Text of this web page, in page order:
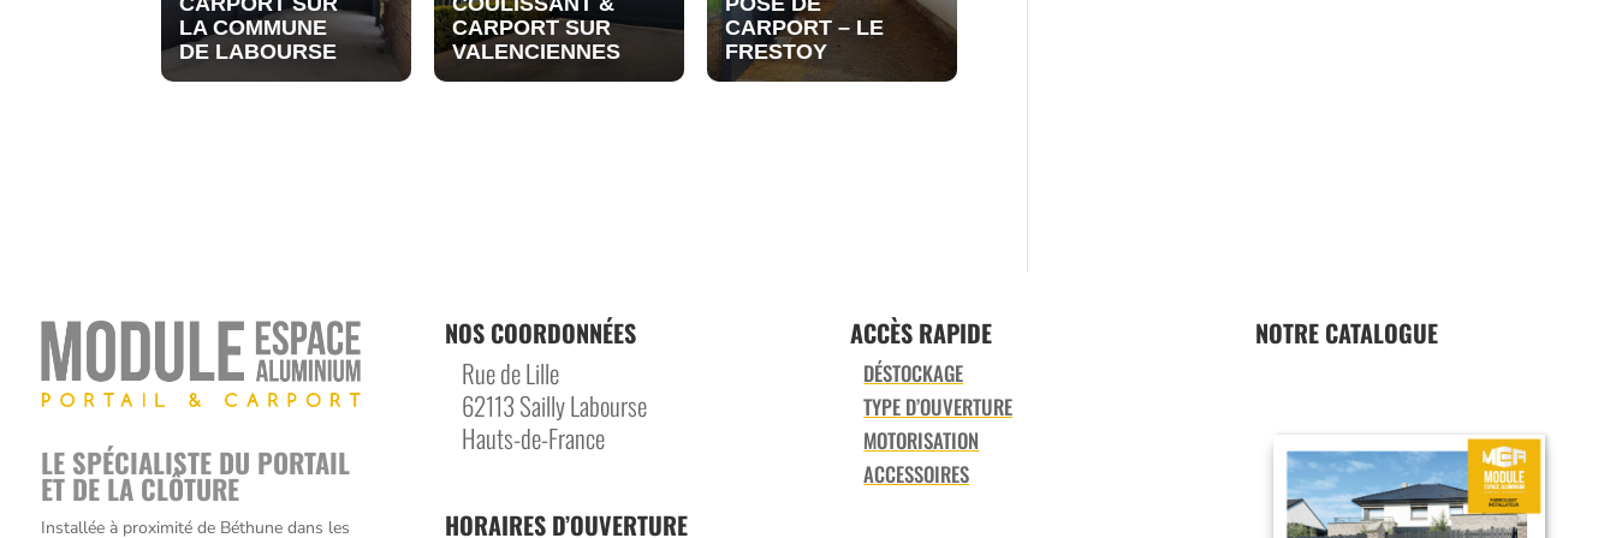
LA COMMUNE
DE LABOURSE
CARPORT SUR
VALENCIENNES
CARPORT – LE
FRESTOY
LE SPÉCIALISTE DU PORTAIL
ET DE LA CLÔTURE
Installée à proximité de Béthune dans les
NOS COORDONNÉES
Rue de Lille
62113 Sailly Labourse
Hauts-de-France
HORAIRES D’OUVERTURE
ACCÈS RAPIDE
DÉSTOCKAGE
TYPE D’OUVERTURE
MOTORISATION
ACCESSOIRES
NOTRE CATALOGUE